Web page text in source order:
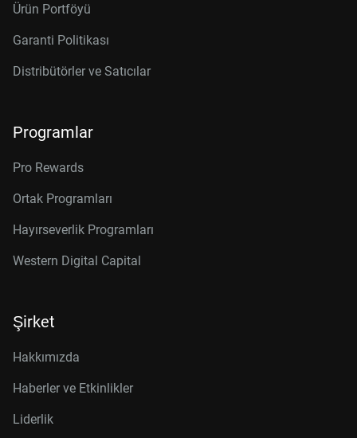
Ürün Portföyü
Garanti Politikası
Distribütörler ve Satıcılar
Programlar
Pro Rewards
Ortak Programları
Hayırseverlik Programları
Western Digital Capital
Şirket
Hakkımızda
Haberler ve Etkinlikler
Liderlik